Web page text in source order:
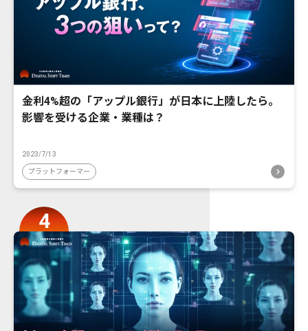
金利4%超の「アップル銀行」が日本に上陸したら。
影響を受ける企業・業種は？
2023/7/13
プラットフォーマー